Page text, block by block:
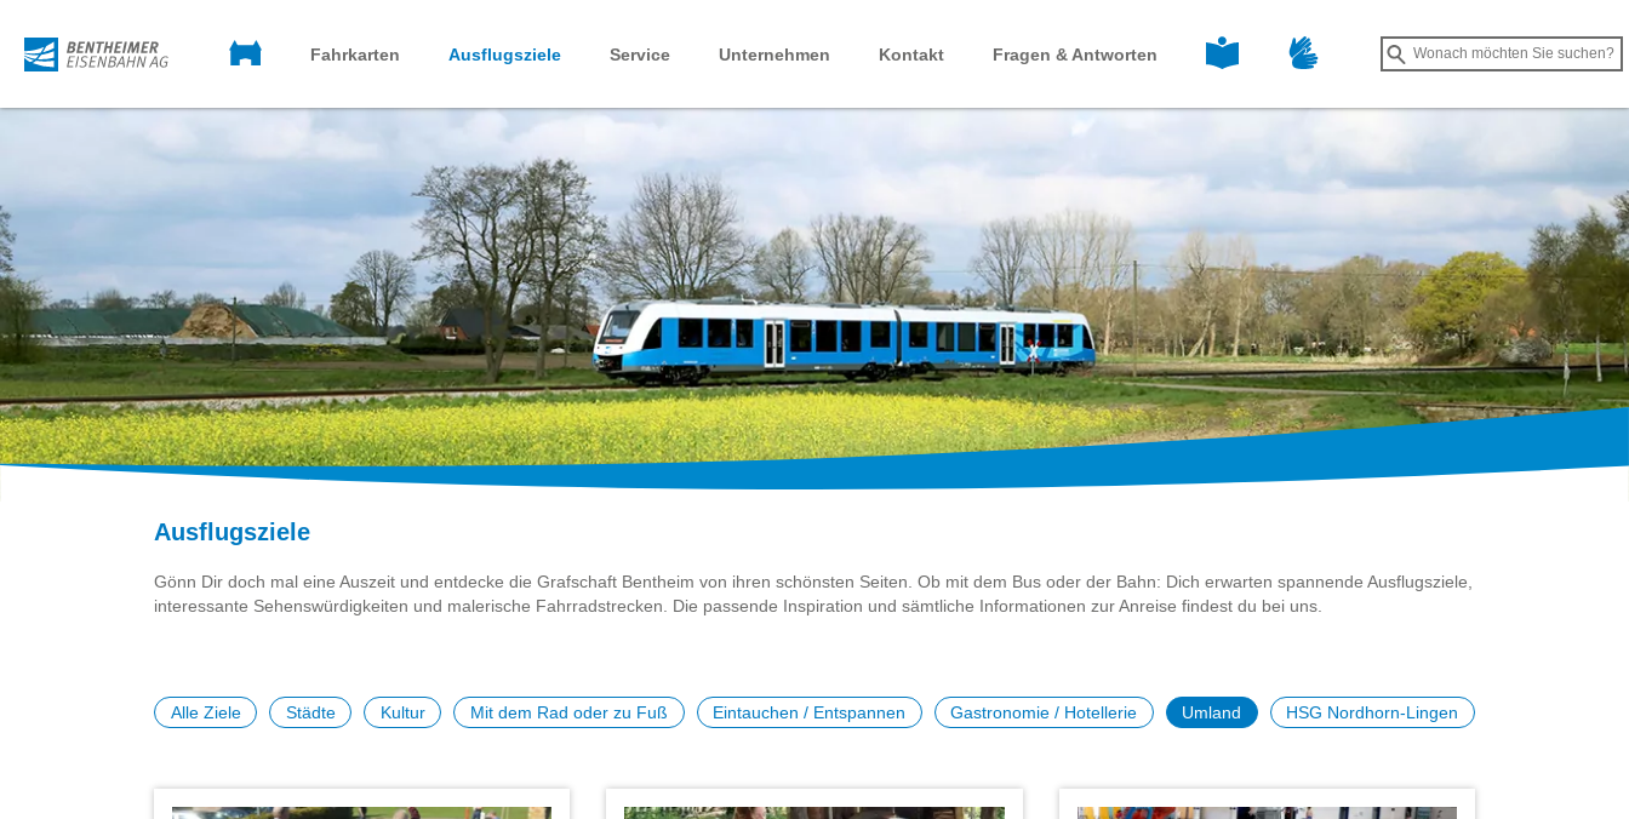
BE-
Mobil
Startseite Fahrkarten Ausflugsziele Service Unternehmen Kontakt Fragen & Antworten
Leichte SpracheGebärdensprache
Suche
Suche
Ausflugsziele
Gönn Dir doch mal eine Auszeit und entdecke die Grafschaft Bentheim von ihren schönsten Seiten. Ob mit dem Bus oder der Bahn: Dich erwarten spannende Ausflugsziele,
interessante Sehenswürdigkeiten und malerische Fahrradstrecken. Die passende Inspiration und sämtliche Informationen zur Anreise findest du bei uns.
Alle Ziele Städte Kultur Mit dem Rad oder zu Fuß Eintauchen / Entspannen Gastronomie / Hotellerie Umland HSG Nordhorn-Lingen